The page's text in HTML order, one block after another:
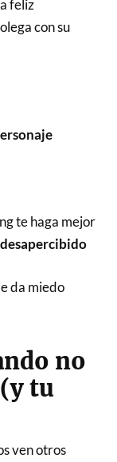
feliz
con su
te haga mejor
da miedo
no
tu
ven otros